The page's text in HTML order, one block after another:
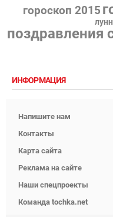
гороскоп 2015
поздравления
ИНФОРМАЦИЯ
Напишите нам
Контакты
Карта сайта
Реклама на сайте
Наши спецпроекты
Команда tochka.net